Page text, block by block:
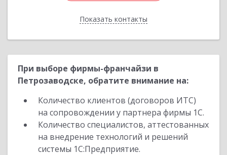
Показать контакты
Назад
При выборе фирмы-франчайзи в
Петрозаводске, обратите внимание на:
Количество клиентов (договоров ИТС)
на сопровождении у партнера фирмы 1С.
Количество специалистов, аттестованных
на внедрение технологий и решений
системы 1С:Предприятие.